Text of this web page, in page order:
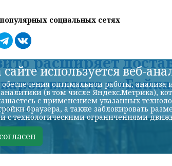
социальных сетях
расширяет
вместе с
21:22
используется веб-
оптимальной работы, анализа
(в том числе Яндекс.Метрика),
с применением указанных
браузера, а также заблокировать
с технологическими ограничениями